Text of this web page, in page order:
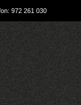
972 261 030